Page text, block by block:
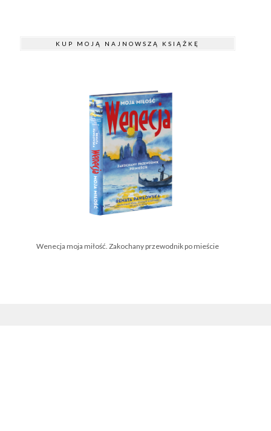
KUP MOJĄ NAJNOWSZĄ KSIĄŻKĘ
Wenecja moja miłość. Zakochany przewodnik po mieście